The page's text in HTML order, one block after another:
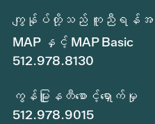
ကျွန်ုပ်တို့သည် ကူညီရန်အ
MAP နှင့် MAP Basic
512.978.8130
ကွန်မြူနတီစောင့်ရှောက်မှု
512.978.9015